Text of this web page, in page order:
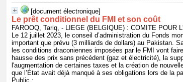
[document électronique]
Le prêt conditionnel du FMI et son coût
FAROOQ, Tariq, - LIEGE (BELGIQUE) : COMITE
Le 12 juillet 2023, le conseil d’administration du Fonds
important que prévu (3 milliards de dollars) au Pakistan.
les conditions draconiennes imposées par le FMI vont
hausse des prix sans précédent (gaz et électricité), la
l'augmentation de certaines taxes et la création de
que l’État avait déjà manqué à ses obligations lors de la
Public :